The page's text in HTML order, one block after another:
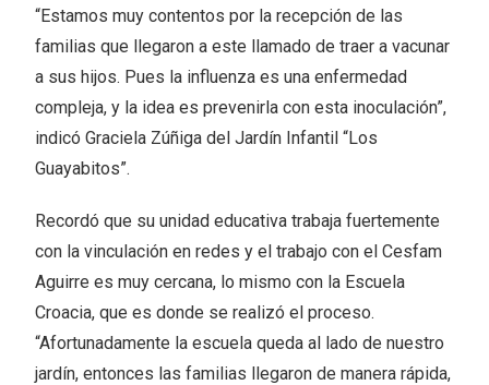
“Estamos muy contentos por la recepción de las
familias que llegaron a este llamado de traer a vacunar
a sus hijos. Pues la influenza es una enfermedad
compleja, y la idea es prevenirla con esta inoculación”,
indicó Graciela Zúñiga del Jardín Infantil “Los
Guayabitos”.
Recordó que su unidad educativa trabaja fuertemente
con la vinculación en redes y el trabajo con el Cesfam
Aguirre es muy cercana, lo mismo con la Escuela
Croacia, que es donde se realizó el proceso.
“Afortunadamente la escuela queda al lado de nuestro
jardín, entonces las familias llegaron de manera rápida,